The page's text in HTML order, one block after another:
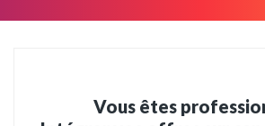
Vous êtes